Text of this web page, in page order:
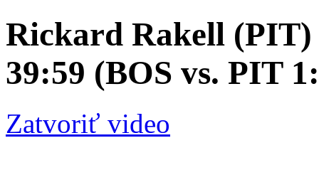
Rickard Rakell (PIT)
39:59 (BOS vs. PIT
Zatvoriť video